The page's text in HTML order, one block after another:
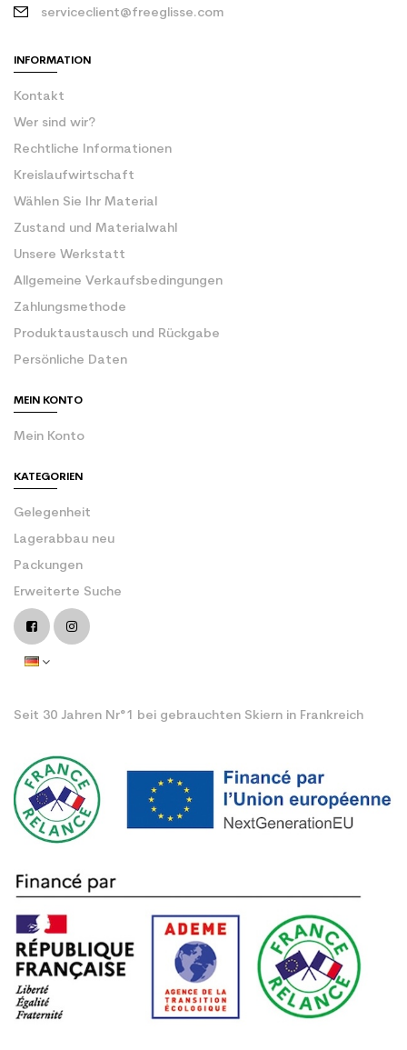
serviceclient@freeglisse.com
INFORMATION
Kontakt
Wer sind wir?
Rechtliche Informationen
Kreislaufwirtschaft
Wählen Sie Ihr Material
Zustand und Materialwahl
Unsere Werkstatt
Allgemeine Verkaufsbedingungen
Zahlungsmethode
Produktaustausch und Rückgabe
Persönliche Daten
MEIN KONTO
Mein Konto
KATEGORIEN
Gelegenheit
Lagerabbau neu
Packungen
Erweiterte Suche
Seit 30 Jahren Nr°1 bei gebrauchten Skiern in Frankreich